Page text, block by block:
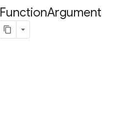
FunctionArgument